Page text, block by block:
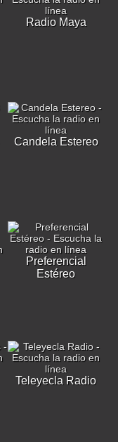
Radio Maya
Candela Estereo
Preferencial
Estéreo
Teleyecla Radio